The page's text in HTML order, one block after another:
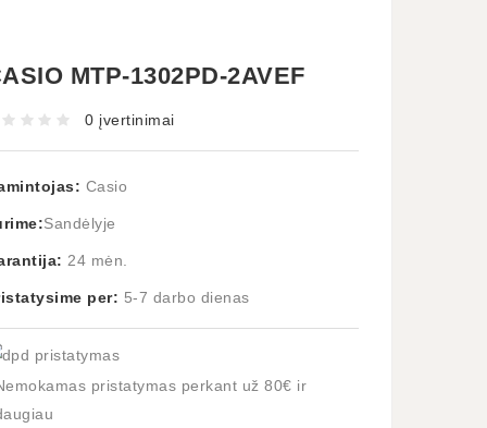
MTP-1302PD-2AVEF
0 įvertinimai
Casio
Sandėlyje
24 mėn.
per: 5-7 darbo dienas
pristatymas perkant už 80€ ir